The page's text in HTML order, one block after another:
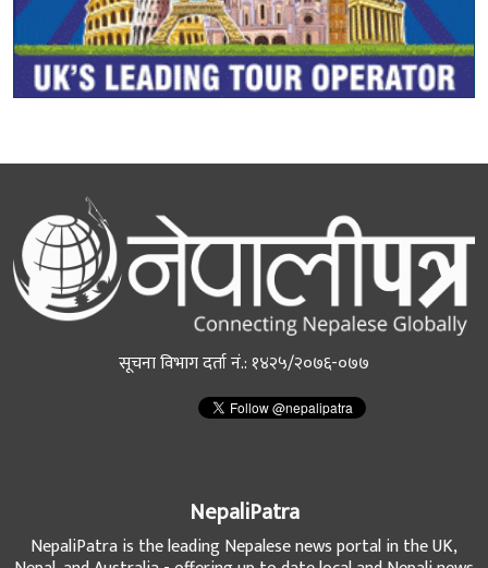
सूचना विभाग दर्ता नं.: १४२५/२०७६-०७७
NepaliPatra
NepaliPatra is the leading Nepalese news portal in the UK,